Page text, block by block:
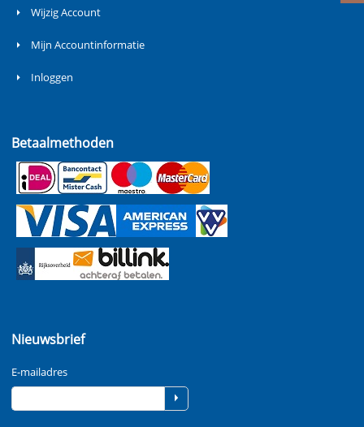
Wijzig Account
Mijn Accountinformatie
Inloggen
Betaalmethoden
Nieuwsbrief
E-mailadres